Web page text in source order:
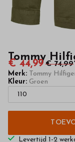
Tommy
€ 44,99 € 74,99
Merk: Tommy
Kleur: Groen
Levertijd 1-2